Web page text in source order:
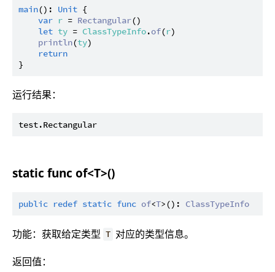
main(): Unit {
var r = Rectangular()
let ty = ClassTypeInfo.of(r)
println(ty)
return
运行结果：
static func of<T>()
public redef static func of<T>(): ClassTypeInfo
功能：获取给定类型 T 对应的类型信息。
返回值：